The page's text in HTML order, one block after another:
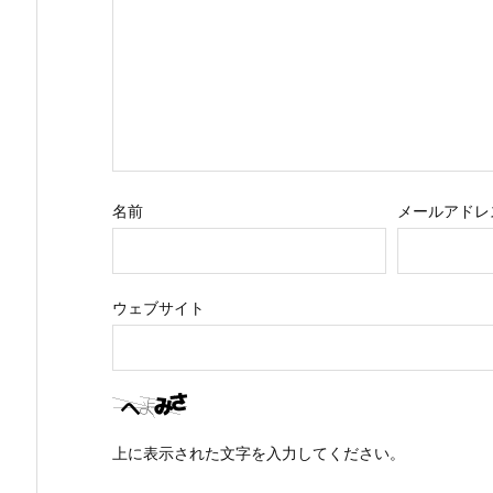
名前 メールアドレ
ウェブサイト
上に表示された文字を入力してください。